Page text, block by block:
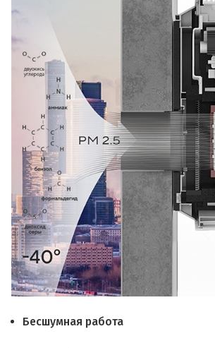
Бесшумная работа